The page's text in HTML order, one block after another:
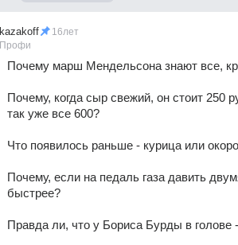
kazakoff
Профи
16лет
Почему марш Мендельсона знают все,
Почему, когда сыр свежий, он стоит 250
так уже все 600?
Что появилось раньше - курица или
Почему, если на педаль газа давить
быстрее?
Правда ли, что у Бориса Бурды в